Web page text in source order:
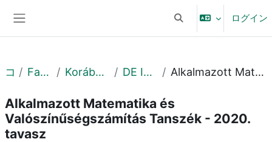
検索入力に切り替える
ログイン
コース Faculty of Informatics Korábbi kurzusok - Previous courses DE IK - 2020. tavasz - Spring Alkalmazott Matematika és Valószínűségszámítás Tanszék - 2020. tavasz
Alkalmazott Matematika és
Valószínűségszámítás Tanszék - 2020.
tavasz